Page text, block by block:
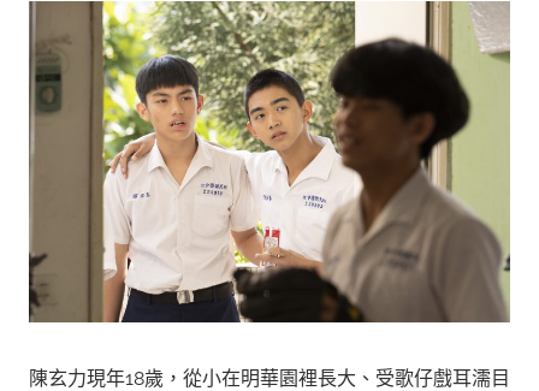
陳玄力現年18歲，從小在明華園裡長大、受歌仔戲耳濡目